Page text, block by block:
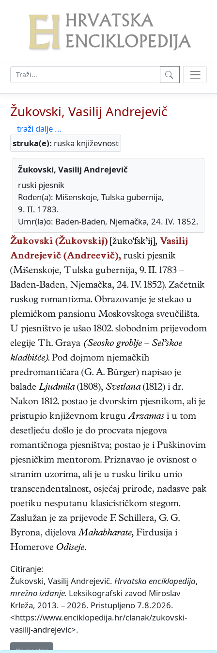
Žukovski, Vasilij Andrejevič
traži dalje ...
struka(e): ruska književnost
Žukovski, Vasilij Andrejevič
ruski pjesnik
Rođen(a): Mišenskoje, Tulska gubernija,
9. II. 1783.
Umr(la)o: Baden-Baden, Njemačka, 24. IV. 1852.
Žukovski (Žukovskij) [žuko'fsk’ij], Vasilij
Andrejevič (Andreevič), ruski pjesnik
(Mišenskoje, Tulska gubernija, 9. II. 1783 –
Baden-Baden, Njemačka, 24. IV. 1852). Začetnik
ruskog romantizma. Obrazovanje je stekao u
plemićkom pansionu Moskovskoga sveučilišta.
U pjesništvo je ušao 1802. slobodnim prijevodom
elegije Th. Graya (Seosko groblje – Sel’skoe
kladbišče). Pod dojmom njemačkih
predromantičara (G. A. Bürger) napisao je
balade Ljudmila(1808), Svetlana(1812) i dr.
Nakon 1812. postao je dvorskim pjesnikom, ali je
pristupio književnom kruguArzamas i u tom
desetljeću došlo je do procvata njegova
romantičnoga pjesništva; postao je i Puškinovim
pjesničkim mentorom. Priznavao je ovisnost o
stranim uzorima, ali je u rusku liriku unio
transcendentalnost, osjećaj prirode, nadasve pak
poetiku nesputanu klasicističkom stegom.
Zaslužan je za prijevode F. Schillera, G. G.
Byrona, dijelovaMahabharate, Firdusija i
Homerove Odiseje.
Citiranje:
Žukovski, Vasilij Andrejevič. Hrvatska enciklopedija,
mrežno izdanje. Leksikografski zavod Miroslav
Krleža, 2013. – 2026. Pristupljeno 7.8.2026.
<https://www.enciklopedija.hr/clanak/zukovski-
vasilij-andrejevic>.
Komentar